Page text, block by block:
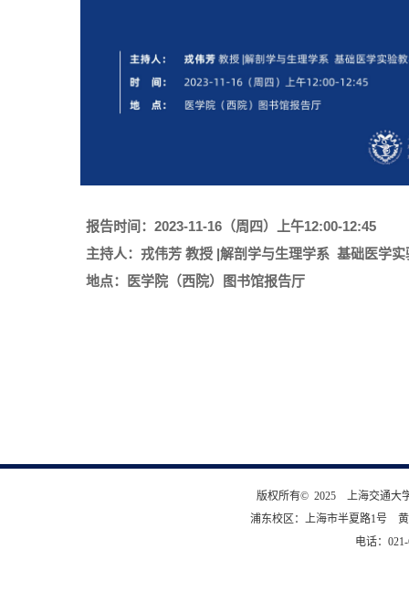
版权所有© 2025 上海交通大
浦东校区：上海市半夏路1号
电话：
报告时间：2023-11-16（周四）上午12:00-12:45
主持人：戎伟芳 教授 |解剖学与生理学系 基础医学实
地点：医学院（西院）图书馆报告厅